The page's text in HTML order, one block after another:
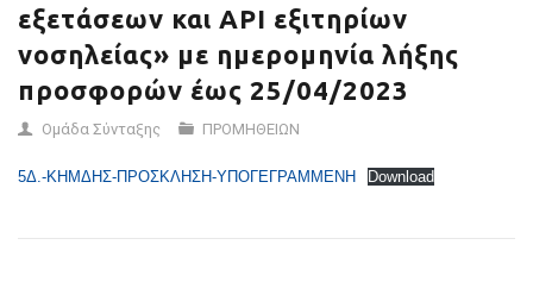
ΝΟΣΗΛΕΊΑΣ» ΜΕ
ΗΜΕΡΟΜΗΝΊΑ ΛΉΞΗΣ
ΠΡΟΣΦΟΡΏΝ ΈΩΣ
25/04/2023
εξετάσεων και API εξιτηρίων
νοσηλείας» με ημερομηνία λήξης
προσφορών έως 25/04/2023
Ομάδα Σύνταξης ΠΡΟΜΗΘΕΙΩΝ
5Δ.-ΚΗΜΔΗΣ-ΠΡΟΣΚΛΗΣΗ-ΥΠΟΓΕΓΡΑΜΜΕΝΗ Download